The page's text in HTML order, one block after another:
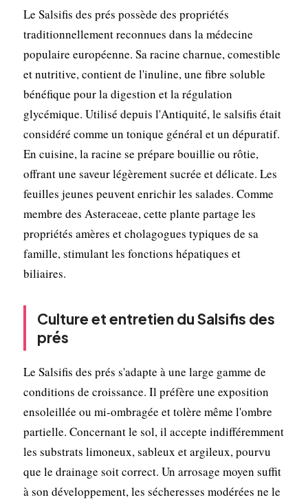
Le Salsifis des prés possède des propriétés
traditionnellement reconnues dans la médecine
populaire européenne. Sa racine charnue, comestible
et nutritive, contient de l'inuline, une fibre soluble
bénéfique pour la digestion et la régulation
glycémique. Utilisé depuis l'Antiquité, le salsifis était
considéré comme un tonique général et un dépuratif.
En cuisine, la racine se prépare bouillie ou rôtie,
offrant une saveur légèrement sucrée et délicate. Les
feuilles jeunes peuvent enrichir les salades. Comme
membre des Asteraceae, cette plante partage les
propriétés amères et cholagogues typiques de sa
famille, stimulant les fonctions hépatiques et
biliaires.
Culture et entretien du Salsifis des
prés
Le Salsifis des prés s'adapte à une large gamme de
conditions de croissance. Il préfère une exposition
ensoleillée ou mi-ombragée et tolère même l'ombre
partielle. Concernant le sol, il accepte indifféremment
les substrats limoneux, sableux et argileux, pourvu
que le drainage soit correct. Un arrosage moyen suffit
à son développement, les sécheresses modérées ne le